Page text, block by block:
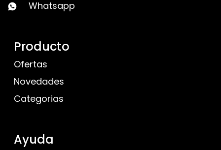
Whatsapp
Producto
Ofertas
Novedades
Categorias
Ayuda